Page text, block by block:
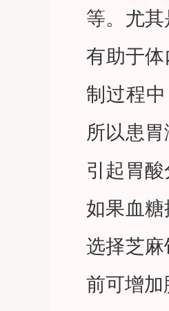
等。尤
有助于
制过程
所以患
引起胃
如果血
选择芝
前可增